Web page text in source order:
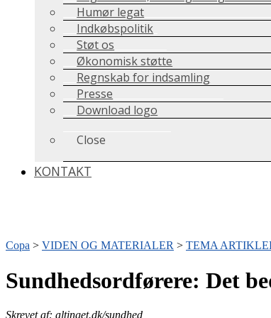
Humør legat
Indkøbspolitik
Støt os
Økonomisk støtte
Regnskab for indsamling
Presse
Download logo
Close
KONTAKT
Copa > VIDEN OG MATERIALER > TEMA
Sundhedsordførere: Det
Skrevet af: altinget.dk/sundhed